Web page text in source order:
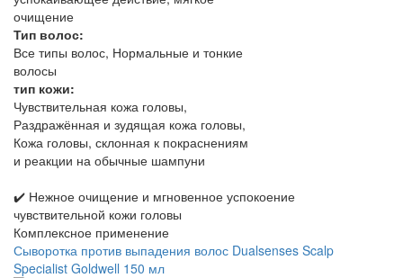
очищение
Тип волос:
Все типы волос, Нормальные и тонкие
волосы
тип кожи:
Чувствительная кожа головы,
Раздражённая и зудящая кожа головы,
Кожа головы, склонная к покраснениям
и реакции на обычные шампуни
✔️ Нежное очищение и мгновенное успокоение
чувствительной кожи головы
Комплексное применение
Сыворотка против выпадения волос Dualsenses Scalp
Specialist Goldwell 150 мл